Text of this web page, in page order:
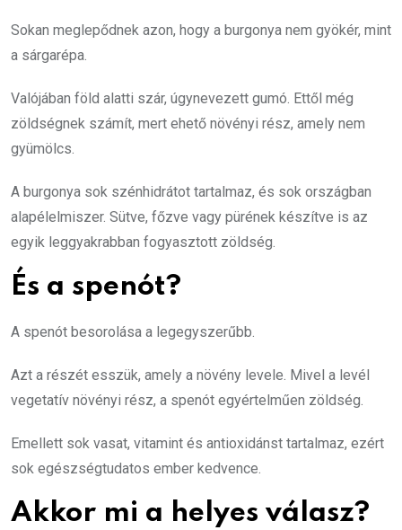
Sokan meglepődnek azon, hogy a burgonya nem gyökér, mint
a sárgarépa.
Valójában föld alatti szár, úgynevezett gumó. Ettől még
zöldségnek számít, mert ehető növényi rész, amely nem
gyümölcs.
A burgonya sok szénhidrátot tartalmaz, és sok országban
alapélelmiszer. Sütve, főzve vagy pürének készítve is az
egyik leggyakrabban fogyasztott zöldség.
És a spenót?
A spenót besorolása a legegyszerűbb.
Azt a részét esszük, amely a növény levele. Mivel a levél
vegetatív növényi rész, a spenót egyértelműen zöldség.
Emellett sok vasat, vitamint és antioxidánst tartalmaz, ezért
sok egészségtudatos ember kedvence.
Akkor mi a helyes válasz?